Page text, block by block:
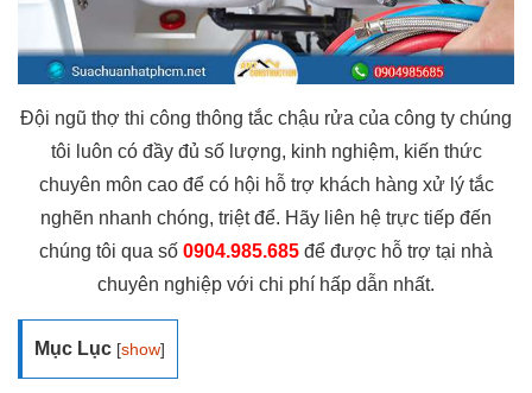
Đội ngũ thợ thi công thông tắc chậu rửa của công ty chúng
tôi luôn có đầy đủ số lượng, kinh nghiệm, kiến thức
chuyên môn cao để có hội hỗ trợ khách hàng xử lý tắc
nghẽn nhanh chóng, triệt để. Hãy liên hệ trực tiếp đến
chúng tôi qua số 0904.985.685 để được hỗ trợ tại nhà
chuyên nghiệp với chi phí hấp dẫn nhất.
Mục Lục [show]